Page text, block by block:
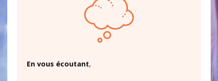
En vous écoutant,